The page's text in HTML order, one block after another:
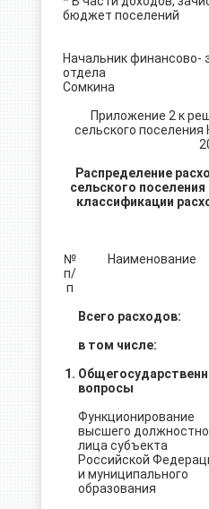
бюджет поселений
Начальник финансово-
Сомкина
Приложение 2 к
сельского поселения
Распределение
сельского
классификации
№
п/
п
Наименование
Всего расходов:
в том числе:
1.
вопросы
Функционирование
высшего
лица субъекта
Российской
и муниципального
образования